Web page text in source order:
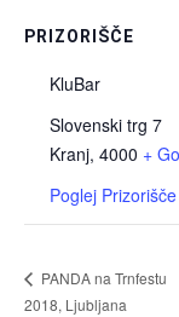
PRIZORIŠČE
KluBar
Slovenski trg 7
Kranj, 4000 +
Poglej
PANDA na Trnfestu
2018, Ljubljana